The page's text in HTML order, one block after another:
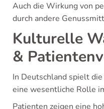
Auch die Wirkung von
durch andere
Kulturelle
&
In Deutschland spielt
eine wesentliche Rolle
Patienten zeigen eine